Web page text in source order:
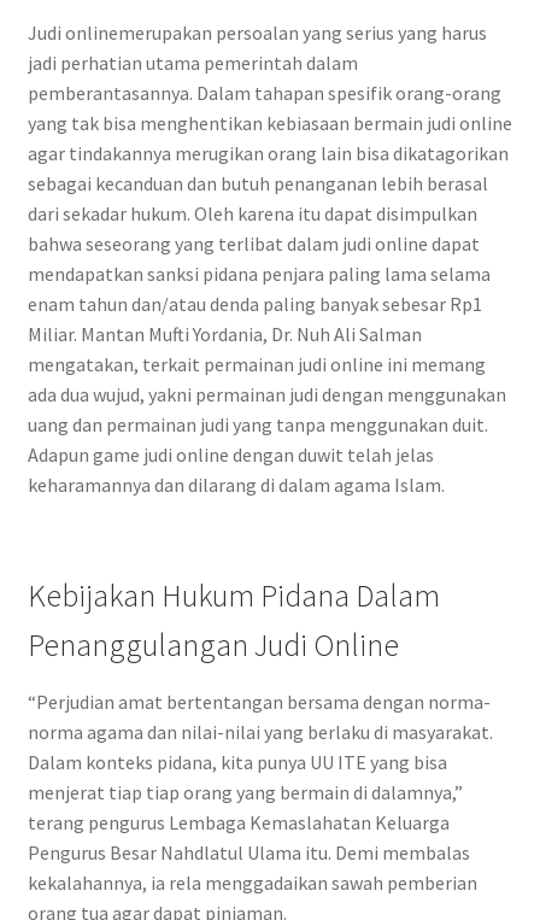
Judi onlinemerupakan persoalan yang serius yang harus
jadi perhatian utama pemerintah dalam
pemberantasannya. Dalam tahapan spesifik orang-orang
yang tak bisa menghentikan kebiasaan bermain judi online
agar tindakannya merugikan orang lain bisa dikatagorikan
sebagai kecanduan dan butuh penanganan lebih berasal
dari sekadar hukum. Oleh karena itu dapat disimpulkan
bahwa seseorang yang terlibat dalam judi online dapat
mendapatkan sanksi pidana penjara paling lama selama
enam tahun dan/atau denda paling banyak sebesar Rp1
Miliar. Mantan Mufti Yordania, Dr. Nuh Ali Salman
mengatakan, terkait permainan judi online ini memang
ada dua wujud, yakni permainan judi dengan menggunakan
uang dan permainan judi yang tanpa menggunakan duit.
Adapun game judi online dengan duwit telah jelas
keharamannya dan dilarang di dalam agama Islam.
Kebijakan Hukum Pidana Dalam
Penanggulangan Judi Online
“Perjudian amat bertentangan bersama dengan norma-
norma agama dan nilai-nilai yang berlaku di masyarakat.
Dalam konteks pidana, kita punya UU ITE yang bisa
menjerat tiap tiap orang yang bermain di dalamnya,”
terang pengurus Lembaga Kemaslahatan Keluarga
Pengurus Besar Nahdlatul Ulama itu. Demi membalas
kekalahannya, ia rela menggadaikan sawah pemberian
orang tua agar dapat pinjaman.